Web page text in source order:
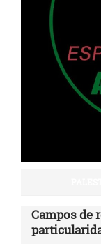
Campos de